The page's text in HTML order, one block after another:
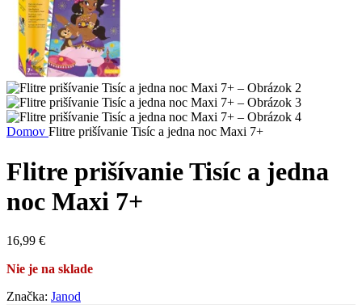
Domov Flitre prišívanie Tisíc a jedna noc Maxi 7+
Flitre prišívanie Tisíc a jedna
noc Maxi 7+
16,99 €
Nie je na sklade
Značka: Janod